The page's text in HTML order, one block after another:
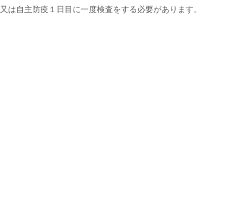
又は自主防疫１日目に一度検査をする必要があります。